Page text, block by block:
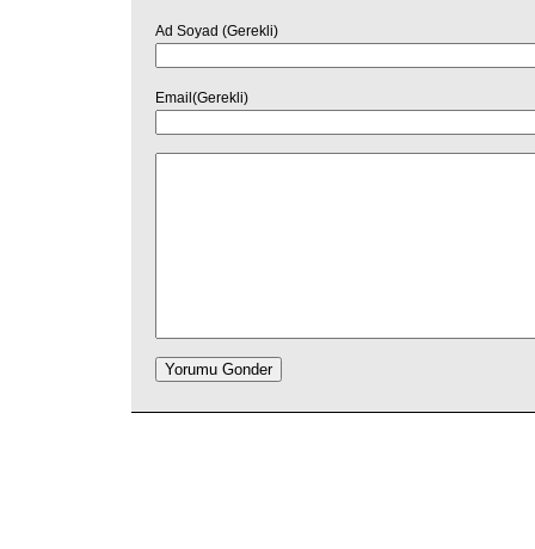
Ad Soyad (Gerekli)
Email(Gerekli)